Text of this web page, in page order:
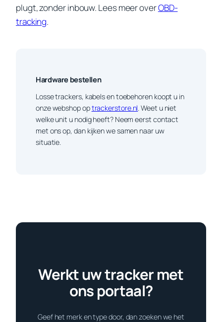
plugt, zonder inbouw. Lees meer overOBD-
tracking.
Hardware bestellen
Losse trackers, kabels en toebehoren koopt u in
onze webshop optrackerstore.nl. Weet u niet
welke unit u nodig heeft? Neem eerst contact
met ons op, dan kijken we samen naar uw
situatie.
Werkt uw tracker met
ons portaal?
Geef het merk en type door, dan zoeken we het